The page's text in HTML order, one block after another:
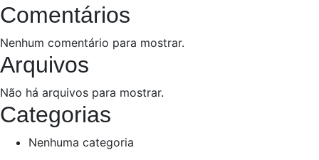
Comentários
Nenhum comentário para mostrar.
Arquivos
Não há arquivos para mostrar.
Categorias
Nenhuma categoria